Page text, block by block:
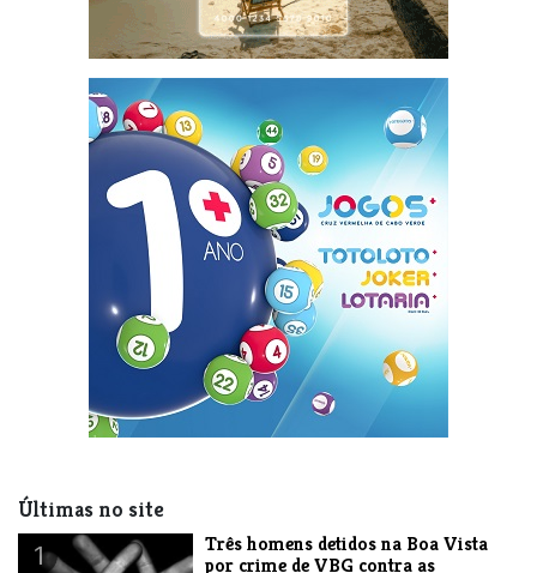
Últimas no site
1
Três homens detidos na Boa Vista
por crime de VBG contra as